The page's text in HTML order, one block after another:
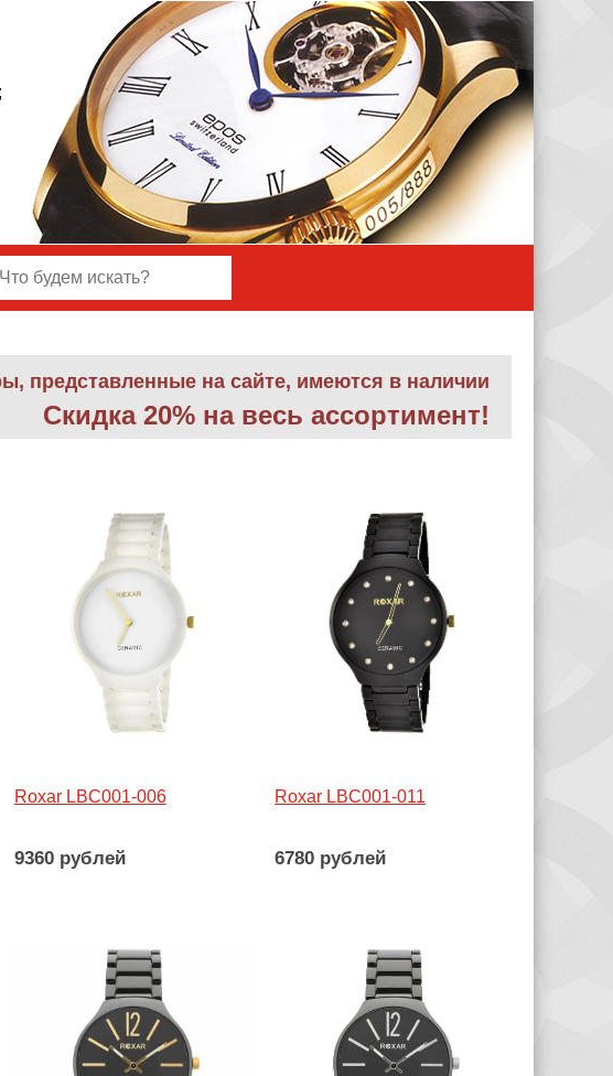
представленные на сайте, имеются в наличии
Скидка 20% на весь ассортимент!
Roxar LBC001-006
9360 рублей
Roxar LBC001-011
6780 рублей